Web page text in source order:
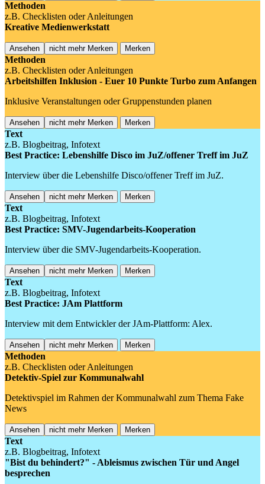
Methoden
z.B. Checklisten oder Anleitungen
Kreative Medienwerkstatt
Ansehen nicht mehr Merken Merken
Methoden
z.B. Checklisten oder Anleitungen
Arbeitshilfen Inklusion - Euer 10 Punkte Turbo zum Anfangen
Inklusive Veranstaltungen oder Gruppenstunden planen
Ansehen nicht mehr Merken Merken
Text
z.B. Blogbeitrag, Infotext
Best Practice: Lebenshilfe Disco im JuZ/offener Treff im JuZ
Interview über die Lebenshilfe Disco/offener Treff im JuZ.
Ansehen nicht mehr Merken Merken
Text
z.B. Blogbeitrag, Infotext
Best Practice: SMV-Jugendarbeits-Kooperation
Interview über die SMV-Jugendarbeits-Kooperation.
Ansehen nicht mehr Merken Merken
Text
z.B. Blogbeitrag, Infotext
Best Practice: JAm Plattform
Interview mit dem Entwickler der JAm-Plattform: Alex.
Ansehen nicht mehr Merken Merken
Methoden
z.B. Checklisten oder Anleitungen
Detektiv-Spiel zur Kommunalwahl
Detektivspiel im Rahmen der Kommunalwahl zum Thema Fake
News
Ansehen nicht mehr Merken Merken
Text
z.B. Blogbeitrag, Infotext
"Bist du behindert?" - Ableismus zwischen Tür und Angel
besprechen